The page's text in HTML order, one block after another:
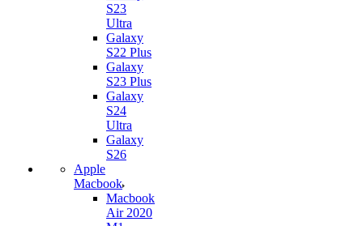
S23
Ultra
Galaxy
S22 Plus
Galaxy
S23 Plus
Galaxy
S24
Ultra
Galaxy
S26
Apple
Macbook
Macbook
Air 2020